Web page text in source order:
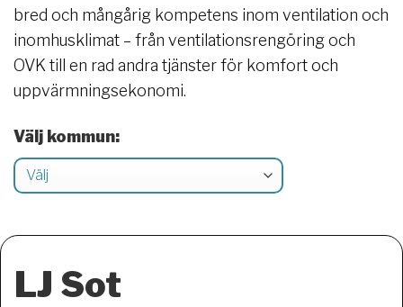
bred och mångårig kompetens inom ventilation och
inomhusklimat – från ventilationsrengöring och
OVK till en rad andra tjänster för komfort och
uppvärmningsekonomi.
Välj kommun:
LJ Sot